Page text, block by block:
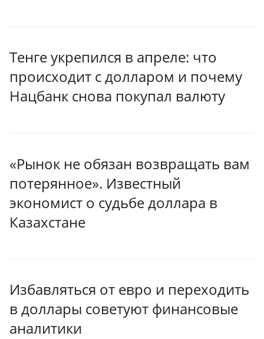
Тенге укрепился в апреле: что
происходит с долларом и почему
Нацбанк снова покупал валюту
«Рынок не обязан возвращать вам
потерянное». Известный
экономист о судьбе доллара в
Казахстане
Избавляться от евро и переходить
в доллары советуют финансовые
аналитики